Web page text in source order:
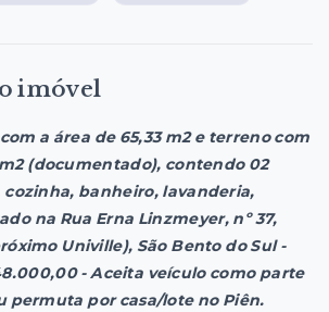
imóvel
a área de 65,33 m2 e terreno com
(documentado), contendo 02
banheiro, lavanderia,
na Rua Erna Linzmeyer, nº 37,
Univille), São Bento do Sul -
- Aceita veículo como parte
permuta por casa/lote no Piên.